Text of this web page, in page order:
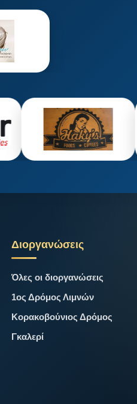
Διοργανώσεις
Όλες οι διοργανώσεις
1ος Δρόμος Λιμνών
Κορακοβούνιος Δρόμος
Γκαλερί